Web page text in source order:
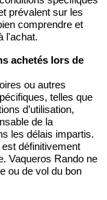
prévalent sur les
comprendre et
l'achat.
achetés lors de
ou autres
telles que
d’utilisation,
de la
les délais impartis.
définitivement
Vaqueros Rando ne
ou de vol du bon